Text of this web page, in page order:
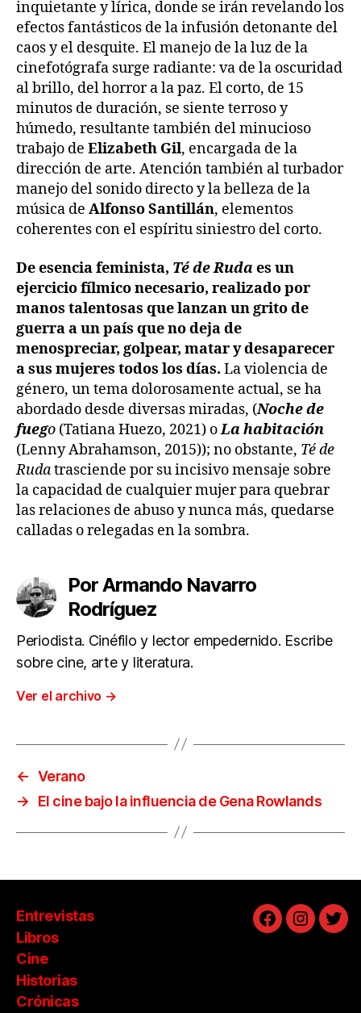
inquietante y lírica, donde se irán revelando los
efectos fantásticos de la infusión detonante del
caos y el desquite. El manejo de la luz de la
cinefotógrafa surge radiante: va de la oscuridad
al brillo, del horror a la paz. El corto, de 15
minutos de duración, se siente terroso y
húmedo, resultante también del minucioso
trabajo de Elizabeth Gil, encargada de la
dirección de arte. Atención también al turbador
manejo del sonido directo y la belleza de la
música de Alfonso Santillán, elementos
coherentes con el espíritu siniestro del corto.
De esencia feminista, Té de Rudaes un
ejercicio fílmico necesario, realizado por
manos talentosas que lanzan un grito de
guerra a un país que no deja de
menospreciar, golpear, matar y desaparecer
a sus mujeres todos los días. La violencia de
género, un tema dolorosamente actual, se ha
abordado desde diversas miradas, (Noche de
fuego (Tatiana Huezo, 2021) oLa habitación
(Lenny Abrahamson, 2015)); no obstante, Té de
Rudatrasciende por su incisivo mensaje sobre
la capacidad de cualquier mujer para quebrar
las relaciones de abuso y nunca más, quedarse
calladas o relegadas en la sombra.
Por Armando Navarro
Rodríguez
Periodista. Cinéfilo y lector empedernido. Escribe
sobre cine, arte y literatura.
Ver el archivo →
← Verano
→
El cine bajo la influencia de Gena Rowlands
Entrevistas
Libros
Cine
Historias
Crónicas
Facebook